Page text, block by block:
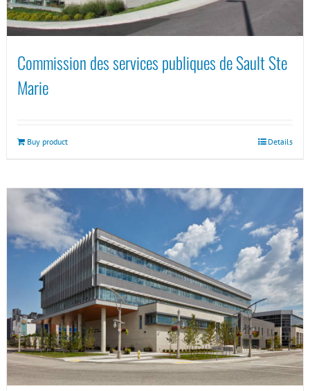
Commission des services publiques de Sault Ste
Marie
Buy product Details